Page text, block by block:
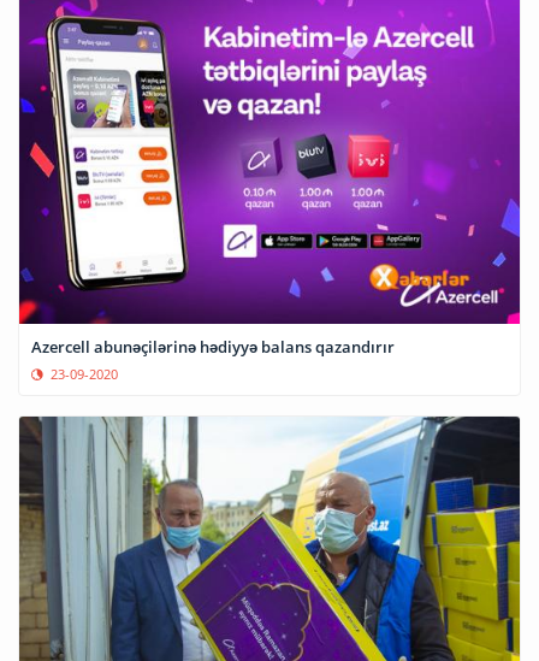
Azercell abunəçilərinə hədiyyə balans qazandırır
23-09-2020